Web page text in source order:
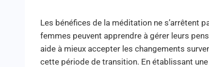
Les bénéfices de la méditation ne s’arrêtent
femmes peuvent apprendre à gérer leurs
aide à mieux accepter les changements
cette période de transition. En établissant